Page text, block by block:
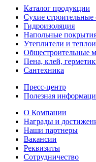
Каталог продукции
Сухие строительные
Гидроизоляция
Напольные
Утеплители и
Общестроительные
Пена, клей,
Сантехника
Пресс-центр
Полезная
О Компании
Награды и
Наши партнеры
Вакансии
Реквизиты
Сотрудничество